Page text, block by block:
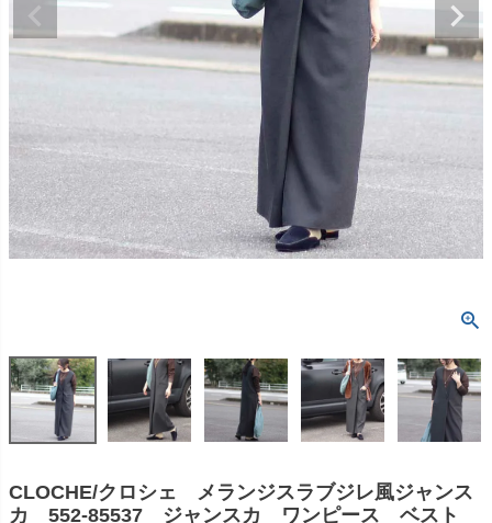
CLOCHE/クロシェ メランジスラブジレ風ジャンス
カ 552-85537 ジャンスカ ワンピース ベスト